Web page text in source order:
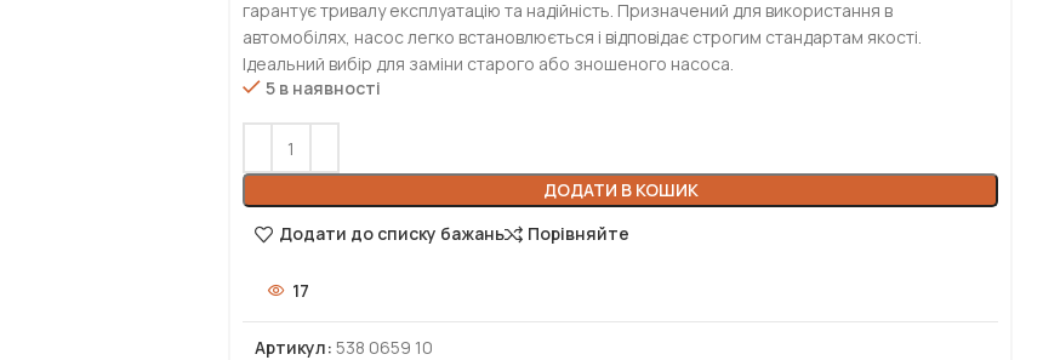
гарантує тривалу експлуатацію та надійність. Призначений для використання в
автомобілях, насос легко встановлюється і відповідає строгим стандартам якості.
Ідеальний вибір для заміни старого або зношеного насоса.
5 в наявності
ДОДАТИ В КОШИК
Додати до списку бажань
Порівняйте
17
Артикул: 538 0659 10